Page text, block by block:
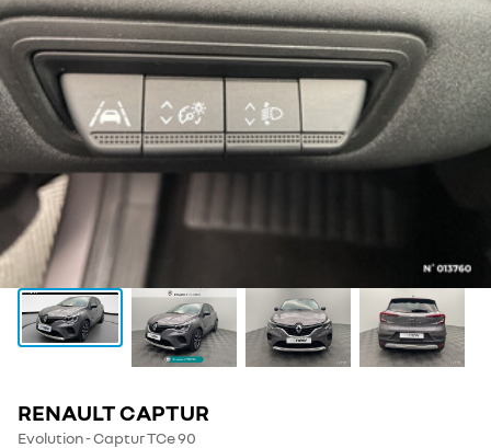
RENAULT CAPTUR
Evolution - Captur TCe 90